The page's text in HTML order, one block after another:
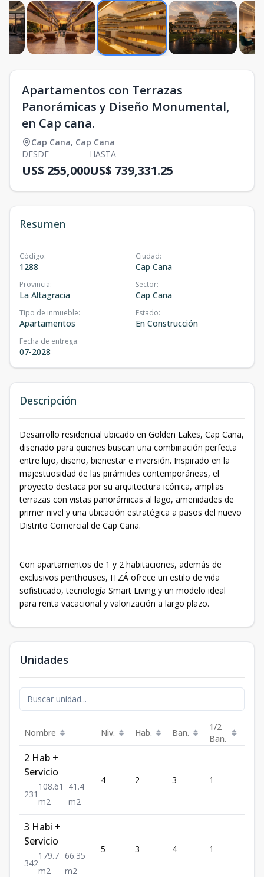
Apartamentos con Terrazas
Panorámicas y Diseño Monumental,
en Cap cana.
Cap Cana, Cap Cana
DESDE
US$ 255,000
HASTA
US$ 739,331.25
Resumen
Código:
1288
Ciudad:
Cap Cana
Provincia:
La Altagracia
Sector:
Cap Cana
Tipo de inmueble:
Apartamentos
Estado:
En Construcción
Fecha de entrega:
07-2028
Descripción
Desarrollo residencial ubicado en Golden Lakes, Cap Cana,
diseñado para quienes buscan una combinación perfecta
entre lujo, diseño, bienestar e inversión. Inspirado en la
majestuosidad de las pirámides contemporáneas, el
proyecto destaca por su arquitectura icónica, amplias
terrazas con vistas panorámicas al lago, amenidades de
primer nivel y una ubicación estratégica a pasos del nuevo
Distrito Comercial de Cap Cana.
Con apartamentos de 1 y 2 habitaciones, además de
exclusivos penthouses, ITZÁ ofrece un estilo de vida
sofisticado, tecnología Smart Living y un modelo ideal
para renta vacacional y valorización a largo plazo.
Unidades
Nombre Niv. Hab. Ban.
1/2
Ban.
2 Hab +
Servicio
231
108.61
m2
41.4
m2
4 2 3 1
3 Habi +
Servicio
342
179.7
m2
66.35
m2
5 3 4 1